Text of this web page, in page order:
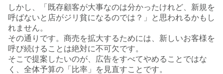
しかし、「既存顧客が大事なのは分かったけれど、新規を
呼ばないと店がジリ貧になるのでは？」と思われるかもし
れません。
その通りです。商売を拡大するためには、新しいお客様を
呼び続けることは絶対に不可欠です。
そこで提案したいのが、広告をすべてやめることではな
く、全体予算の「比率」を見直すことです。